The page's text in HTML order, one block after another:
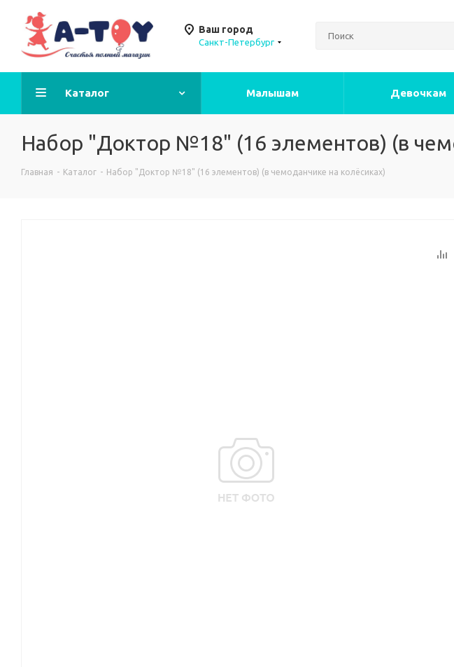
Ваш город
Санкт-Петербург
Каталог Малышам Девочкам
Набор "Доктор №18" (16 элементов) (в
Главная - Каталог - Набор "Доктор №18" (16 элементов) (в чемоданчике на колёсиках)